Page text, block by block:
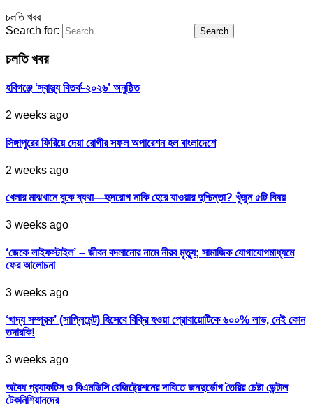
চলতি খবর
Search for:
চলতি খবর
হবিগঞ্জে ‘স্বাস্থ্য বিতর্ক-২০২৬’ অনুষ্ঠিত
2 weeks ago
সিঙ্গাপুরের ফিরিয়ে দেয়া রোগীর সফল অপারেশন হল বাংলাদেশে
2 weeks ago
খেলার মাঝখানে বুকে ব্যথা—হৃদরোগ নাকি হেরে যাওয়ার দুশ্চিন্তা? খুঁজুন ৫টি বিষয়
3 weeks ago
‘জেকে লাইফস্টাইল’ – জীবন বদলানোর নামে নীরব মৃত্যু; সামাজিক যোগাযোগমাধ্যমে
ফের আলোচনা
3 weeks ago
‘খাদ্য সম্পূরক’ (সাপ্লিমেন্ট) হিসেবে বিক্রি হওয়া প্রোবায়োটিকে ৬০০% লাভ, নেই কোন
তদারকি!
3 weeks ago
অবৈধ প্র‍্যাকটিস ও বিএমডিসি রেজিষ্ট্রেশনের দাবিতে জনদুর্ভোগ তৈরির চেষ্টা ডেন্টাল
টেকনিশিয়ানদের